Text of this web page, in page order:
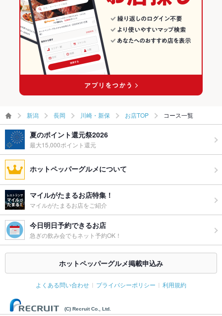
長岡のパスタ・ピザランキング
川崎・新保のグルメランキング
新潟 長岡 川崎・新保 お店TOP コース一覧
夏のポイント還元祭2026
最大15,000ポイント還元
ホットペッパーグルメについて
マイルがたまるお店特集！
マイルがたまるお店をご紹介
今日明日予約できるお店
急ぎの飲み会でもネット予約OK！
ホットペッパーグルメ掲載申込み
よくある問い合わせ プライバシーポリシー 利用規約
(C) Recruit Co., Ltd.